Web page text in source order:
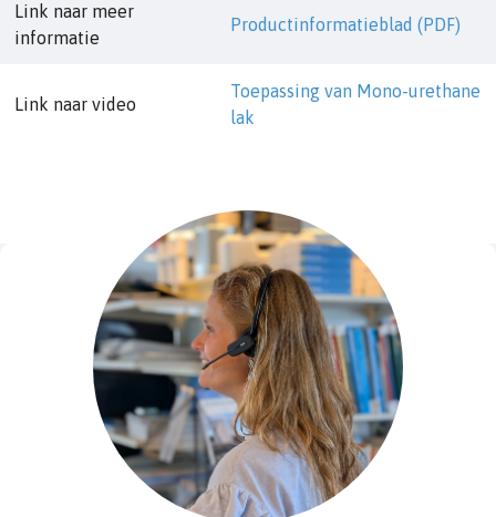
Link naar meer
informatie
Productinformatieblad (PDF)
Link naar video
Toepassing van Mono-urethane
lak